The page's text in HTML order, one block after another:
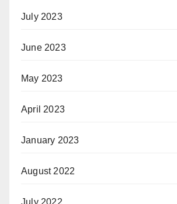
July 2023
June 2023
May 2023
April 2023
January 2023
August 2022
July 2022